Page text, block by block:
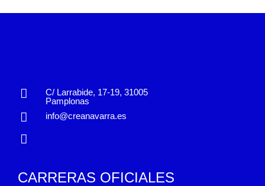
C/ Larrabide, 17-19, 31005
Pamplonas
info@creanavarra.es
CARRERAS OFICIALES